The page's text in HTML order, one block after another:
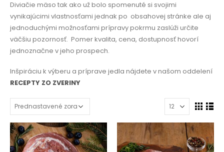
Diviačie mäso tak ako už bolo spomenuté si svojimi
vynikajúcimi vlastnosťami jednak po obsahovej stránke ale aj
jednoduchými možnosťami prípravy pokrmu zaslúži určite
väčšiu pozornosť. Pomer kvalita, cena, dostupnosť hovorí
jednoznačne v jeho prospech.
Inšpiráciu k výberu a príprave jedla nájdete v našom oddelení
RECEPTY ZO ZVERINY